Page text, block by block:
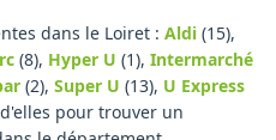
dans le Loiret : Aldi (15),
(8), Hyper U (1), Intermarché
(2), Super U (13), U Express
pour trouver un